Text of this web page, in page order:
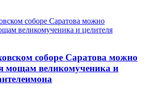
соборе Саратова можно
мощам великомученика и